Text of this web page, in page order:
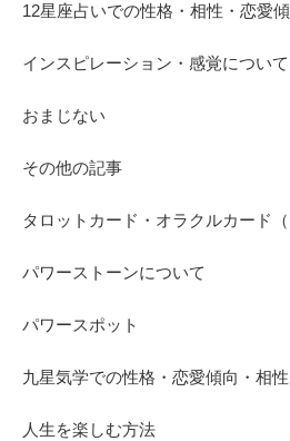
12星座占いでの性格・相性・恋愛
インスピレーション・感覚について
おまじない
その他の記事
タロットカード・オラクルカード（
パワーストーンについて
パワースポット
九星気学での性格・恋愛傾向・相
人生を楽しむ方法